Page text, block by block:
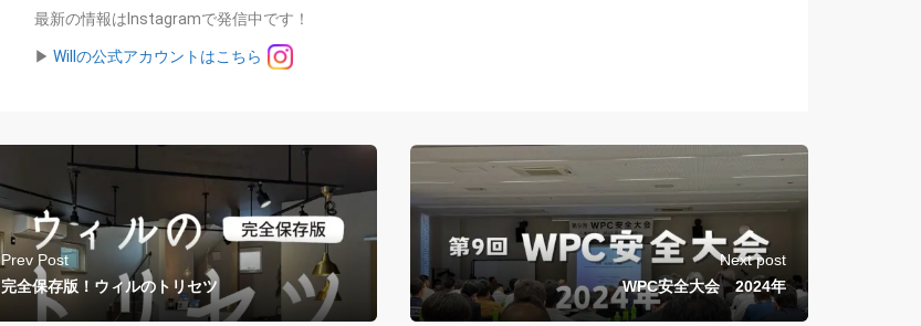
最新の情報はInstagramで発信中です！
▶︎ Willの公式アカウントはこちら
Prev Post
完全保存版！ウィルのトリセツ
Next post
WPC安全大会 2024年